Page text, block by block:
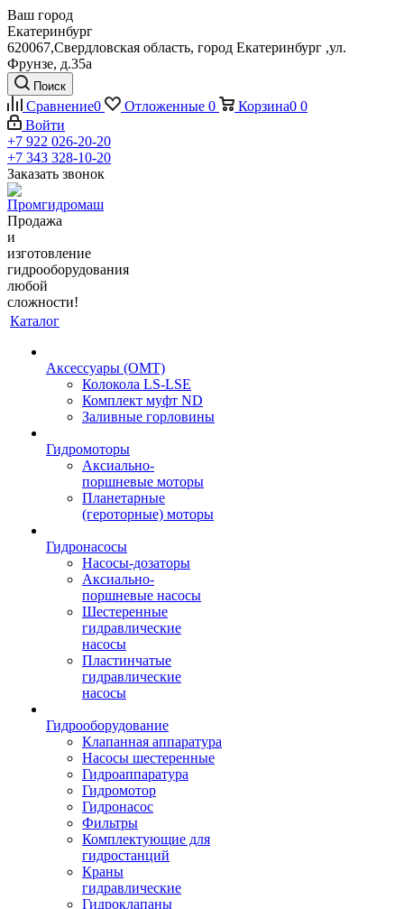
Ваш город
Екатеринбург
620067,Свердловская область, город Екатеринбург ,ул.
Фрунзе, д.35а
Поиск
Сравнение0 Отложенные 0 Корзина0 0
Войти
+7 922 026-20-20
+7 343 328-10-20
Заказать звонок
Продажа
и
изготовление
гидрооборудования
любой
сложности!
Каталог
Аксессуары (OMT)
Колокола LS-LSE
Комплект муфт ND
Заливные горловины
Гидромоторы
Аксиально-
поршневые моторы
Планетарные
(героторные) моторы
Гидронасосы
Насосы-дозаторы
Аксиально-
поршневые насосы
Шестеренные
гидравлические
насосы
Пластинчатые
гидравлические
насосы
Гидрооборудование
Клапанная аппаратура
Насосы шестеренные
Гидроаппаратура
Гидромотор
Гидронасос
Фильтры
Комплектующие для
гидростанций
Краны
гидравлические
Гидроклапаны